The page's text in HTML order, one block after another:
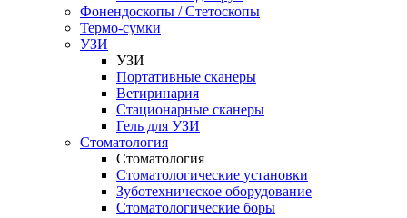
Фонендоскопы / Стетоскопы
Термо-сумки
УЗИ
УЗИ
Портативные сканеры
Ветиринария
Стационарные сканеры
Гель для УЗИ
Стоматология
Стоматология
Стоматологические установки
Зуботехническое оборудование
Стоматологические боры